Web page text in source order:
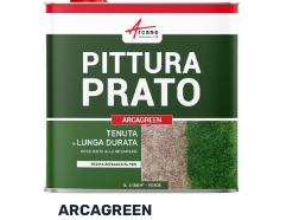
ARCAGREEN